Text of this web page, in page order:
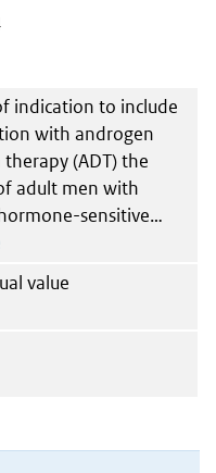
indication to include
with androgen
(ADT) the
adult men with
sensitive
value